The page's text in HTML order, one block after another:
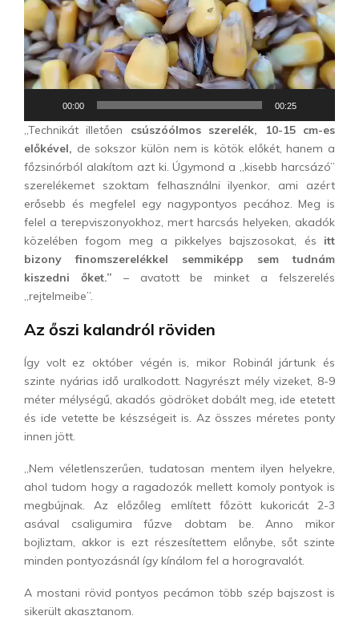
e
ó
l
e
j
s
z
ó
00:00 00:25
„Technikát illetően csúszóólmos szerelék, 10-15 cm-es
előkével, de sokszor külön nem is kötök előkét, hanem a
főzsinórból alakítom azt ki. Úgymond a „kisebb harcsázó”
szerelékemet szoktam felhasználni ilyenkor, ami azért
erősebb és megfelel egy nagypontyos pecához. Meg is
felel a terepviszonyokhoz, mert harcsás helyeken, akadók
közelében fogom meg a pikkelyes bajszosokat, és itt
bizony finomszerelékkel semmiképp sem tudnám
kiszedni őket.” – avatott be minket a felszerelés
„rejtelmeibe”.
Az őszi kalandról röviden
Így volt ez október végén is, mikor Robinál jártunk és
szinte nyárias idő uralkodott. Nagyrészt mély vizeket, 8-9
méter mélységű, akadós gödröket dobált meg, ide etetett
és ide vetette be készségeit is. Az összes méretes ponty
innen jött.
„Nem véletlenszerűen, tudatosan mentem ilyen helyekre,
ahol tudom hogy a ragadozók mellett komoly pontyok is
megbújnak. Az előzőleg említett főzött kukoricát 2-3
asával csaligumira fűzve dobtam be. Anno mikor
bojliztam, akkor is ezt részesítettem előnybe, sőt szinte
minden pontyozásnál így kínálom fel a horogravalót.
A mostani rövid pontyos pecámon több szép bajszost is
sikerült akasztanom.